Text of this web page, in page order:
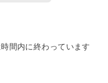
間内に終わっています